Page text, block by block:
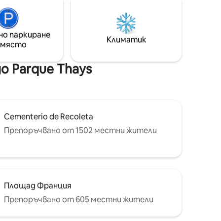
а
„Посадас “, супер уютно и удобно.
Обстановката му съчетава
класическия и модерен стил. Също
така е на пешеходно разстояние от
градския център.
паркиране
място
Климатик
Parque Thays
Cementerio de Recoleta
Препоръчвано от 1502 местни жители
Площад Франция
Препоръчвано от 605 местни жители